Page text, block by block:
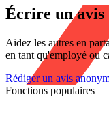
Écrire un avis
Aidez les autres en
en tant qu'employé ou
Rédiger un avis
Fonctions populaires